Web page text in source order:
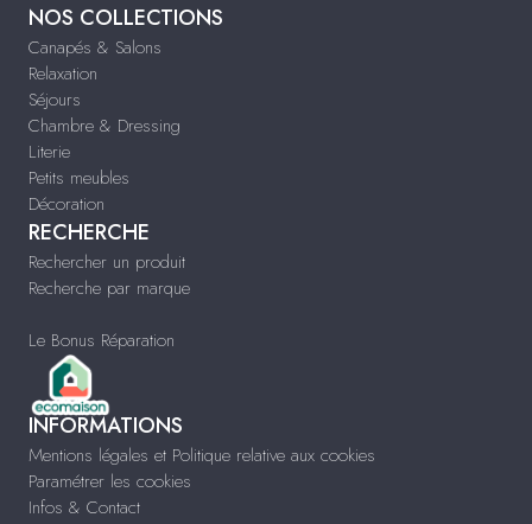
NOS COLLECTIONS
Canapés & Salons
Relaxation
Séjours
Chambre & Dressing
Literie
Petits meubles
Décoration
RECHERCHE
Rechercher un produit
Recherche par marque
Le Bonus Réparation
INFORMATIONS
Mentions légales et Politique relative aux cookies
Paramétrer les cookies
Infos & Contact